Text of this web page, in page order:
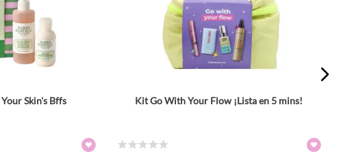
Skin's Bffs Kit Go With Your Flow ¡Lista en 5 mins!